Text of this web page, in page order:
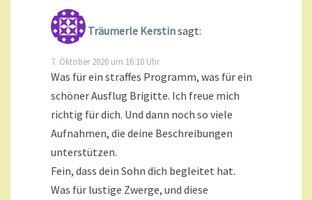
Träumerle Kerstinsagt:
7. Oktober 2020 um 16:10 Uhr
Was für ein straffes Programm, was für ein
schöner Ausflug Brigitte. Ich freue mich
richtig für dich. Und dann noch so viele
Aufnahmen, die deine Beschreibungen
unterstützen.
Fein, dass dein Sohn dich begleitet hat.
Was für lustige Zwerge, und diese